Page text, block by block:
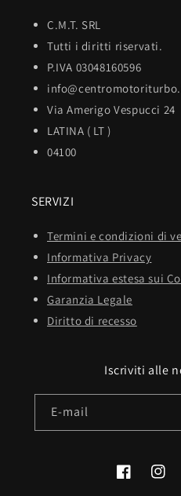
C.M.T. SRL
Tutti i diritti riservati.
P.IVA 03048160596
Via Amerigo Vespucci 24
LATINA ( LT )
04100
SERVIZI
Termini e condizioni di
Informativa Privacy
Informativa estesa sui
Garanzia Legale
Diritto di recesso
Iscriviti alle
E-mail
Facebook